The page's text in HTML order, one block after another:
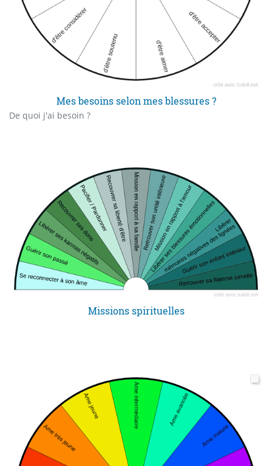
Mes besoins selon mes blessures ?
De quoi j'ai besoin ?
Missions spirituelles